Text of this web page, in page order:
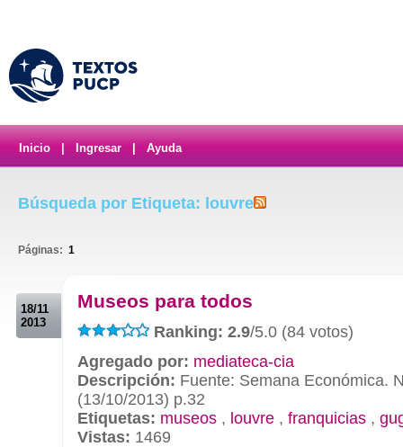
Inicio Ingresar Ayuda
Búsqueda por Etiqueta: louvre
Páginas: 1
18/11
2013
Museos para todos
Ranking: 2.9/5.0 (84 votos)
Agregado por: mediateca-cia
Descripción: Fuente: Semana Económica.
(13/10/2013) p.32
Etiquetas: museos , louvre , franquicias ,
Vistas: 1469